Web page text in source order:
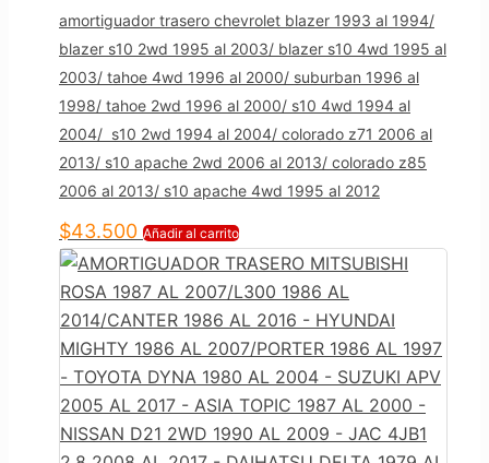
amortiguador trasero chevrolet blazer 1993 al 1994/
blazer s10 2wd 1995 al 2003/ blazer s10 4wd 1995 al
2003/ tahoe 4wd 1996 al 2000/ suburban 1996 al
1998/ tahoe 2wd 1996 al 2000/ s10 4wd 1994 al
2004/ s10 2wd 1994 al 2004/ colorado z71 2006 al
2013/ s10 apache 2wd 2006 al 2013/ colorado z85
2006 al 2013/ s10 apache 4wd 1995 al 2012
$43.500 Añadir al carrito